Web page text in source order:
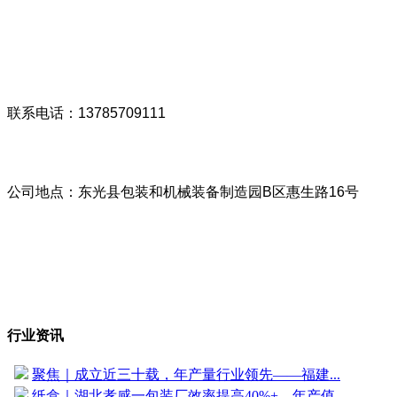
联系电话：13785709111
公司地点：东光县包装和机械装备制造园B区惠生路16号
行业资讯
聚焦｜成立近三十载，年产量行业领先——福建...